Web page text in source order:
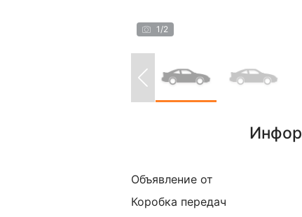
1 /2
Объявление от
Коробка передач